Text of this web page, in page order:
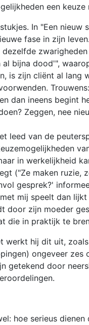
een keuze
In "Een
fase in zijn
bijna dood'",
zijn cliënt al
ineens begint
Zeggen, nee
van de
in werkelijkheid
("Ze maken
gesprek?'
mij speelt dan
zijn moeder
die in praktijk te
hij dit uit,
ongeveer
door
hoe serieus